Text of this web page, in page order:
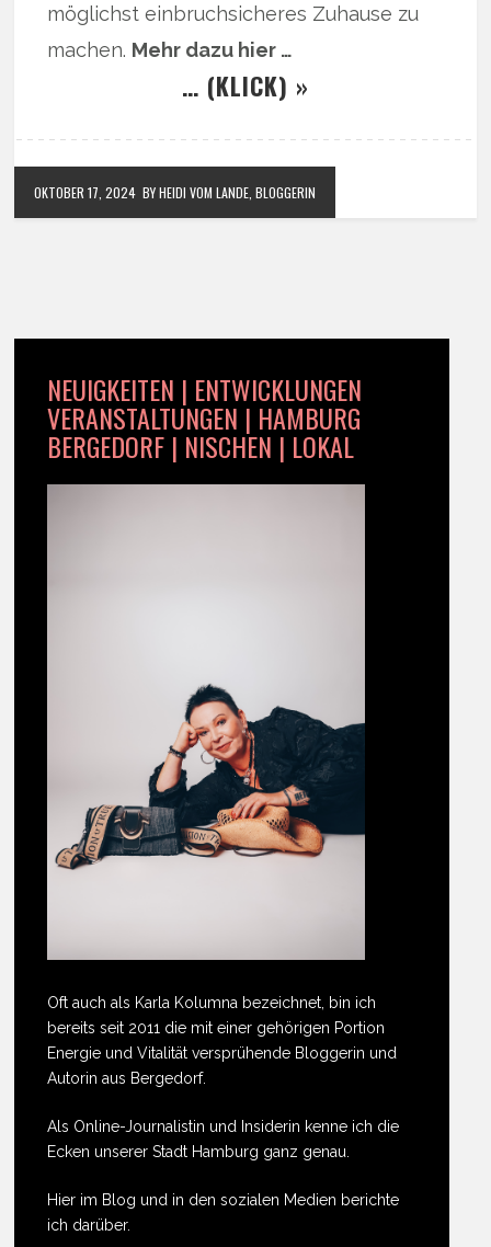
möglichst einbruchsicheres Zuhause zu
machen. Mehr dazu hier …
… (KLICK) »
OKTOBER 17, 2024 BY HEIDI VOM LANDE, BLOGGERIN
NEUIGKEITEN | ENTWICKLUNGEN
VERANSTALTUNGEN | HAMBURG
BERGEDORF | NISCHEN | LOKAL
Oft auch als Karla Kolumna bezeichnet, bin ich
bereits seit 2011 die mit einer gehörigen Portion
Energie und Vitalität versprühende Bloggerin und
Autorin aus Bergedorf.
Als Online-Journalistin und Insiderin kenne ich die
Ecken unserer Stadt Hamburg ganz genau.
Hier im Blog und in den sozialen Medien berichte
ich darüber.